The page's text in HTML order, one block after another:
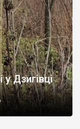
Дзигівці